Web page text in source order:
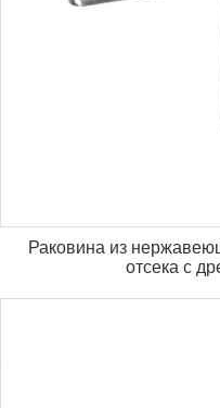
Раковина из
отсека с